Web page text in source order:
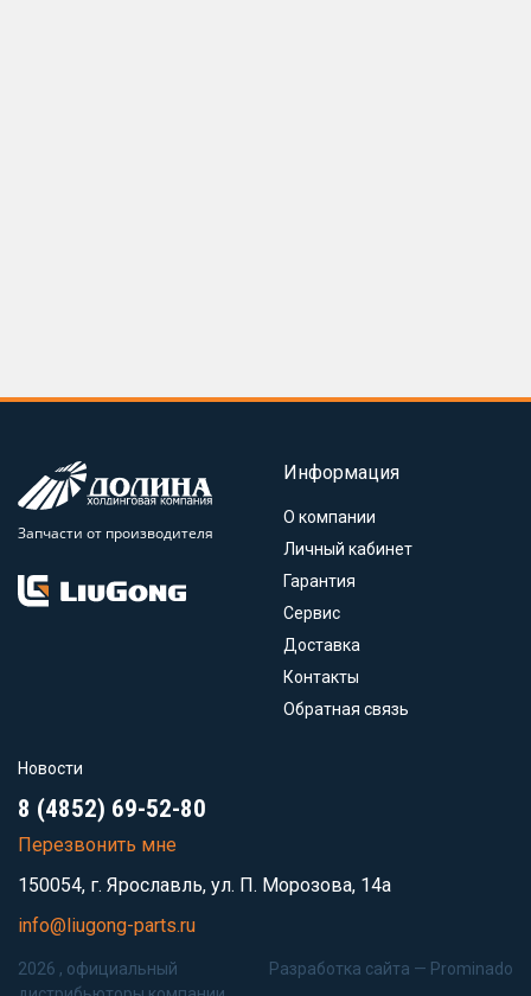
Запчасти от производителя
Информация
О компании
Личный кабинет
Гарантия
Сервис
Доставка
Контакты
Обратная связь
Новости
8 (4852) 69-52-80
Перезвонить мне
150054, г. Ярославль, ул. П. Морозова, 14а
info@liugong-parts.ru
2026 , официальный
Разработка сайта — Prominado